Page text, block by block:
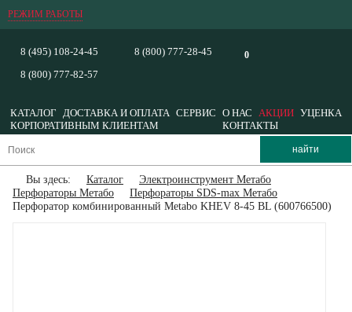
РЕЖИМ РАБОТЫ
0
8 (495) 108-24-45
8 (800) 777-82-57
8 (800) 777-28-45
КАТАЛОГ ДОСТАВКА И ОПЛАТА СЕРВИС О НАС АКЦИИ УЦЕНКА
КОРПОРАТИВНЫМ КЛИЕНТАМ
КОНТАКТЫ
Вы здесь: Каталог
Электроинструмент Метабо
Перфораторы Метабо
Перфораторы SDS-max Метабо
Перфоратор комбинированный Metabo KHEV 8-45 BL (600766500)